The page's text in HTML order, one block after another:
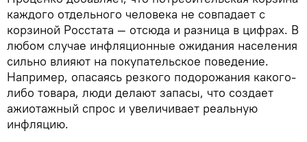
каждого отдельного человека не совпадает с
корзиной Росстата — отсюда и разница в цифрах. В
любом случае инфляционные ожидания населения
сильно влияют на покупательское поведение.
Например, опасаясь резкого подорожания какого-
либо товара, люди делают запасы, что создает
ажиотажный спрос и увеличивает реальную
инфляцию.